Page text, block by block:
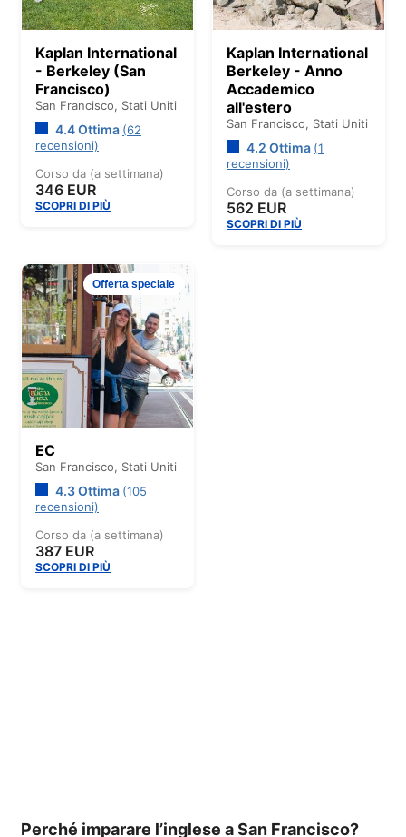
Kaplan International
- Berkeley (San
Francisco)
San Francisco, Stati Uniti
4.4 Ottima (62
recensioni)
Corso da (a settimana)
346 EUR
SCOPRI DI PIÙ
Kaplan International
Berkeley - Anno
Accademico
all'estero
San Francisco, Stati Uniti
4.2 Ottima (1
recensioni)
Corso da (a settimana)
562 EUR
SCOPRI DI PIÙ
Offerta speciale
EC
San Francisco, Stati Uniti
4.3 Ottima (105
recensioni)
Corso da (a settimana)
387 EUR
SCOPRI DI PIÙ
Perché imparare l’inglese a San Francisco?